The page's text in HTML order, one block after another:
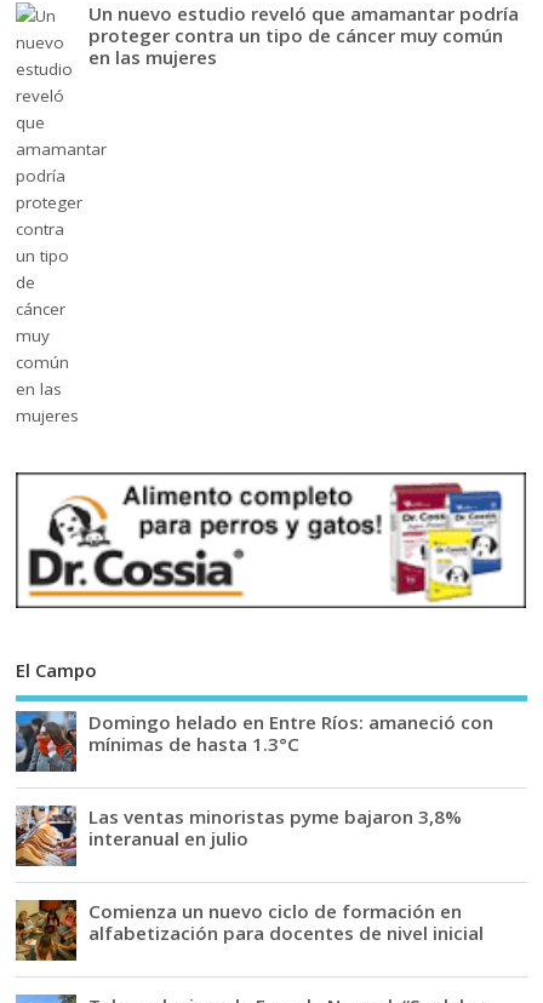
Un nuevo estudio reveló que amamantar podría
proteger contra un tipo de cáncer muy común
en las mujeres
El Campo
Domingo helado en Entre Ríos: amaneció con
mínimas de hasta 1.3°C
Las ventas minoristas pyme bajaron 3,8%
interanual en julio
Comienza un nuevo ciclo de formación en
alfabetización para docentes de nivel inicial